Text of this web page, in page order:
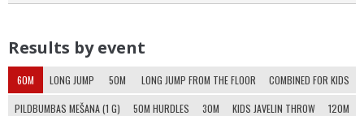
Results by event
60M LONG JUMP 50M LONG JUMP FROM THE FLOOR COMBINED FOR KIDS
PILDBUMBAS MEŠANA (1 G) 50M HURDLES 30M KIDS JAVELIN THROW 120M